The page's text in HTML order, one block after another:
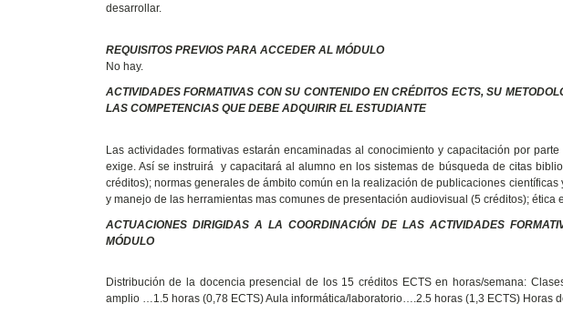
desarrollar.
REQUISITOS PREVIOS PARA ACCEDER AL MÓDULO
No hay.
ACTIVIDADES FORMATIVAS CON SU CONTENIDO EN CRÉDITOS ECTS, SU
LAS COMPETENCIAS QUE DEBE ADQUIRIR EL ESTUDIANTE
Las actividades formativas estarán encaminadas al conocimiento y capacitación por
exige. Así se instruirá y capacitará al alumno en los sistemas de búsqueda de citas
créditos); normas generales de ámbito común en la realización de publicaciones
y manejo de las herramientas mas comunes de presentación audiovisual (5 créditos);
ACTUACIONES DIRIGIDAS A LA COORDINACIÓN DE LAS ACTIVIDADES
MÓDULO
Distribución de la docencia presencial de los 15 créditos ECTS en horas/semana:
amplio …1.5 horas (0,78 ECTS) Aula informática/laboratorio….2.5 horas (1,3 ECTS)